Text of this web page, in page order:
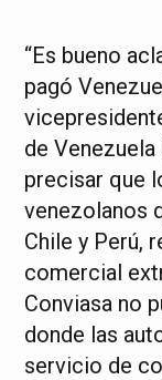
“Es bueno
pagó
de Venezuela
precisar que
venezolanos
Chile y Perú,
comercial
Conviasa no
donde las
servicio de